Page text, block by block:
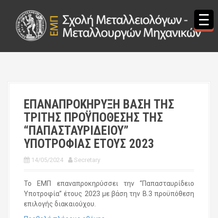
ΕΠΑΝΑΠΡΟΚΗΡΥΞΗ ΒΑΣΗ ΤΗΣ
ΤΡΙΤΗΣ ΠΡΟΫΠΟΘΕΣΗΣ ΤΗΣ
“ΠΑΠΑΣΤΑΥΡΙΔΕΙΟΥ”
ΥΠΟΤΡΟΦΙΑΣ ΕΤΟΥΣ 2023
14/05/2024 Secretary
Το ΕΜΠ επαναπροκηρύσσει την “Παπασταυρίδειο
Υποτροφία” έτους 2023 με βάση την Β.3 προϋπόθεση
επιλογής διακαιούχου.